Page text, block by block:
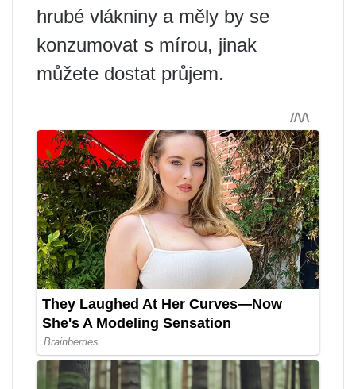
hrubé vlákniny a měly by se
konzumovat s mírou, jinak
můžete dostat průjem.